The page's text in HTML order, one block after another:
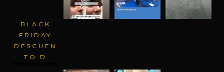
BLACK
FRIDAY
DESCUEN
TO D